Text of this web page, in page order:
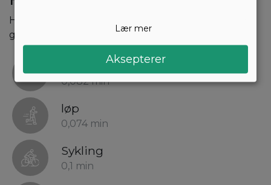
Hvor lang tid vil det ta å brenne 1 kcal som er i 100
gram kaffe?
Svømming
0,082 min
løp
0,074 min
Sykling
0,1 min
Lær mer
Aksepterer